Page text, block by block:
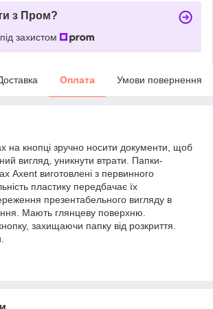
з Пром?
захистом
Оплата Умови повернення
на кнопці зручно носити документи, щоб
вигляд, уникнути втрати. Папки-
Axent виготовлені з первинного
пластику передбачає їх
презентабельного вигляду в
Мають глянцеву поверхню.
захищаючи папку від розкриття.